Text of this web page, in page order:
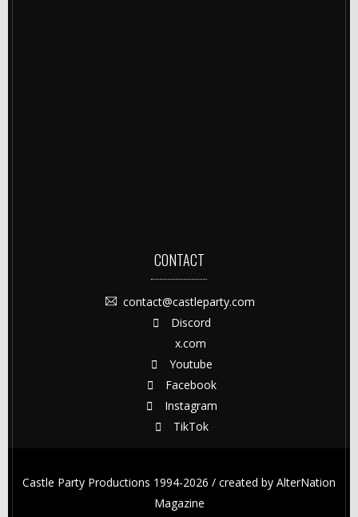
CONTACT
contact@castleparty.com
Discord
x.com
Youtube
Facebook
Instagram
TikTok
Castle Party Productions 1994-2026 / created by AlterNation
Magazine